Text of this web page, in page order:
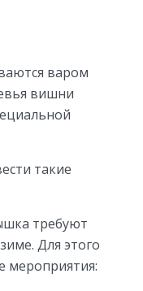
варом
вишни
такие
требуют
Для этого
мероприятия: